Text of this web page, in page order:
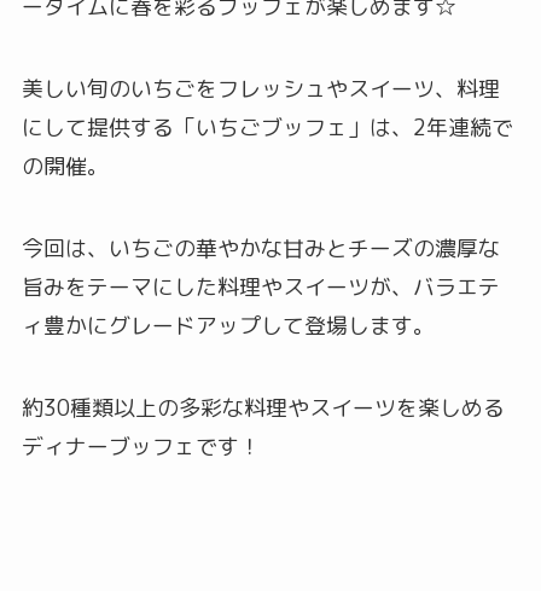
ータイムに春を彩るブッフェが楽しめます☆
美しい旬のいちごをフレッシュやスイーツ、料理
にして提供する「いちごブッフェ」は、2年連続で
の開催。
今回は、いちごの華やかな甘みとチーズの濃厚な
旨みをテーマにした料理やスイーツが、バラエテ
ィ豊かにグレードアップして登場します。
約30種類以上の多彩な料理やスイーツを楽しめる
ディナーブッフェです！